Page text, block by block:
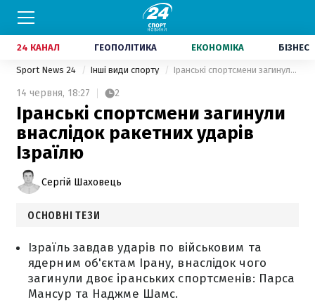
24 КАНАЛ ГЕОПОЛІТИКА ЕКОНОМІКА БІЗНЕС
Sport News 24 Інші види спорту Іранські спортсмени загинули внаслідок ракетних ударів Ізраїлю
14 червня, 18:27 2
Іранські спортсмени загинули
внаслідок ракетних ударів
Ізраїлю
Сергій Шаховець
ОСНОВНІ ТЕЗИ
Ізраїль завдав ударів по військовим та
ядерним об'єктам Ірану, внаслідок чого
загинули двоє іранських спортсменів: Парса
Мансур та Наджме Шамс.